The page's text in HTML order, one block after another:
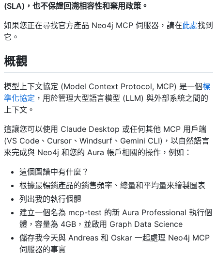
(SLA)，也不保證回溯相容性和棄用政策。
如果您正在尋找官方產品 Neo4j MCP 伺服器，請在此處找到
它。
概觀
模型上下文協定 (Model Context Protocol, MCP) 是一個標
準化協定 ，用於管理大型語言模型 (LLM) 與外部系統之間的
上下文。
這讓您可以使用 Claude Desktop 或任何其他 MCP 用戶端
(VS Code、Cursor、Windsurf、Gemini CLI)，以自然語言
來完成與 Neo4j 和您的 Aura 帳戶相關的操作，例如：
這個圖譜中有什麼？
根據最暢銷產品的銷售頻率、總量和平均量來繪製圖表
列出我的執行個體
建立一個名為 mcp-test 的新 Aura Professional 執行個
體，容量為 4GB，並啟用 Graph Data Science
儲存我今天與 Andreas 和 Oskar 一起處理 Neo4j MCP
伺服器的事實